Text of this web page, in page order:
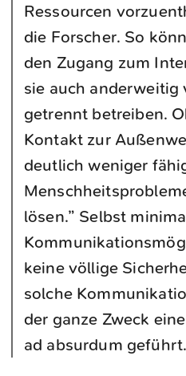
Ressourcen
die Forscher. So
den Zugang zum
sie auch anderweitig
getrennt betreiben.
Kontakt zur
deutlich weniger
lösen.” Selbst
keine völlige
solche
der ganze Zweck
ad absurdum geführt.